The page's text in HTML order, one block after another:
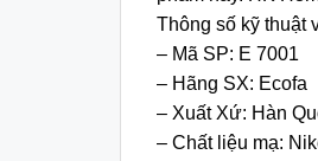
Thông số kỹ thuật
– Mã SP: E 7001
– Hãng SX: Ecofa
– Xuất Xứ: Hàn
– Chất liệu mạ: